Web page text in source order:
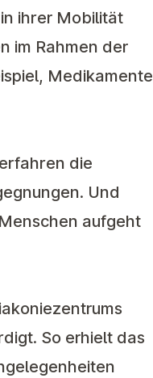
ihrer Mobilität
im Rahmen der
Medikamente
die
Und
aufgeht
So erhielt das